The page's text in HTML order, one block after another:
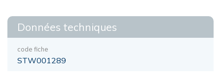
Données techniques
code fiche
STW001289